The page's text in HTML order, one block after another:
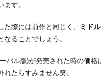
ます。
た際には前作と同じく、
ミド
なることでしょう。
バル版)が発売された時の価格
れたらすみません笑。